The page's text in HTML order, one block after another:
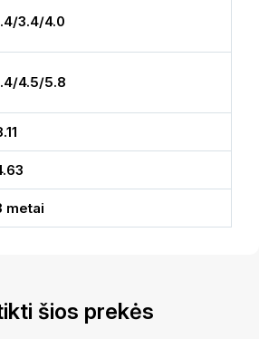
3.4/4.0
4.5/5.8
metai
šios prekės